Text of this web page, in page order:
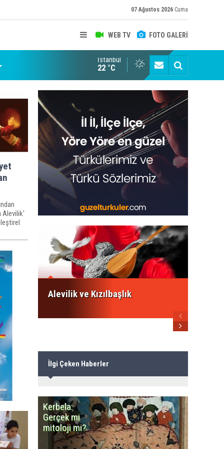
07 Ağustos 2026 Cuma
WEB TV FOTO GALERİ
İstanbul
22 °C
Alevilik'
Alevilik ve Kızılbaşlık
İlgi Çeken Haberler
Kerbela:
Gerçek mi
mitoloji mi?